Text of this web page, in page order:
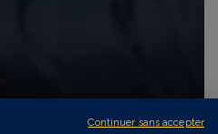
Continuer sans accepter